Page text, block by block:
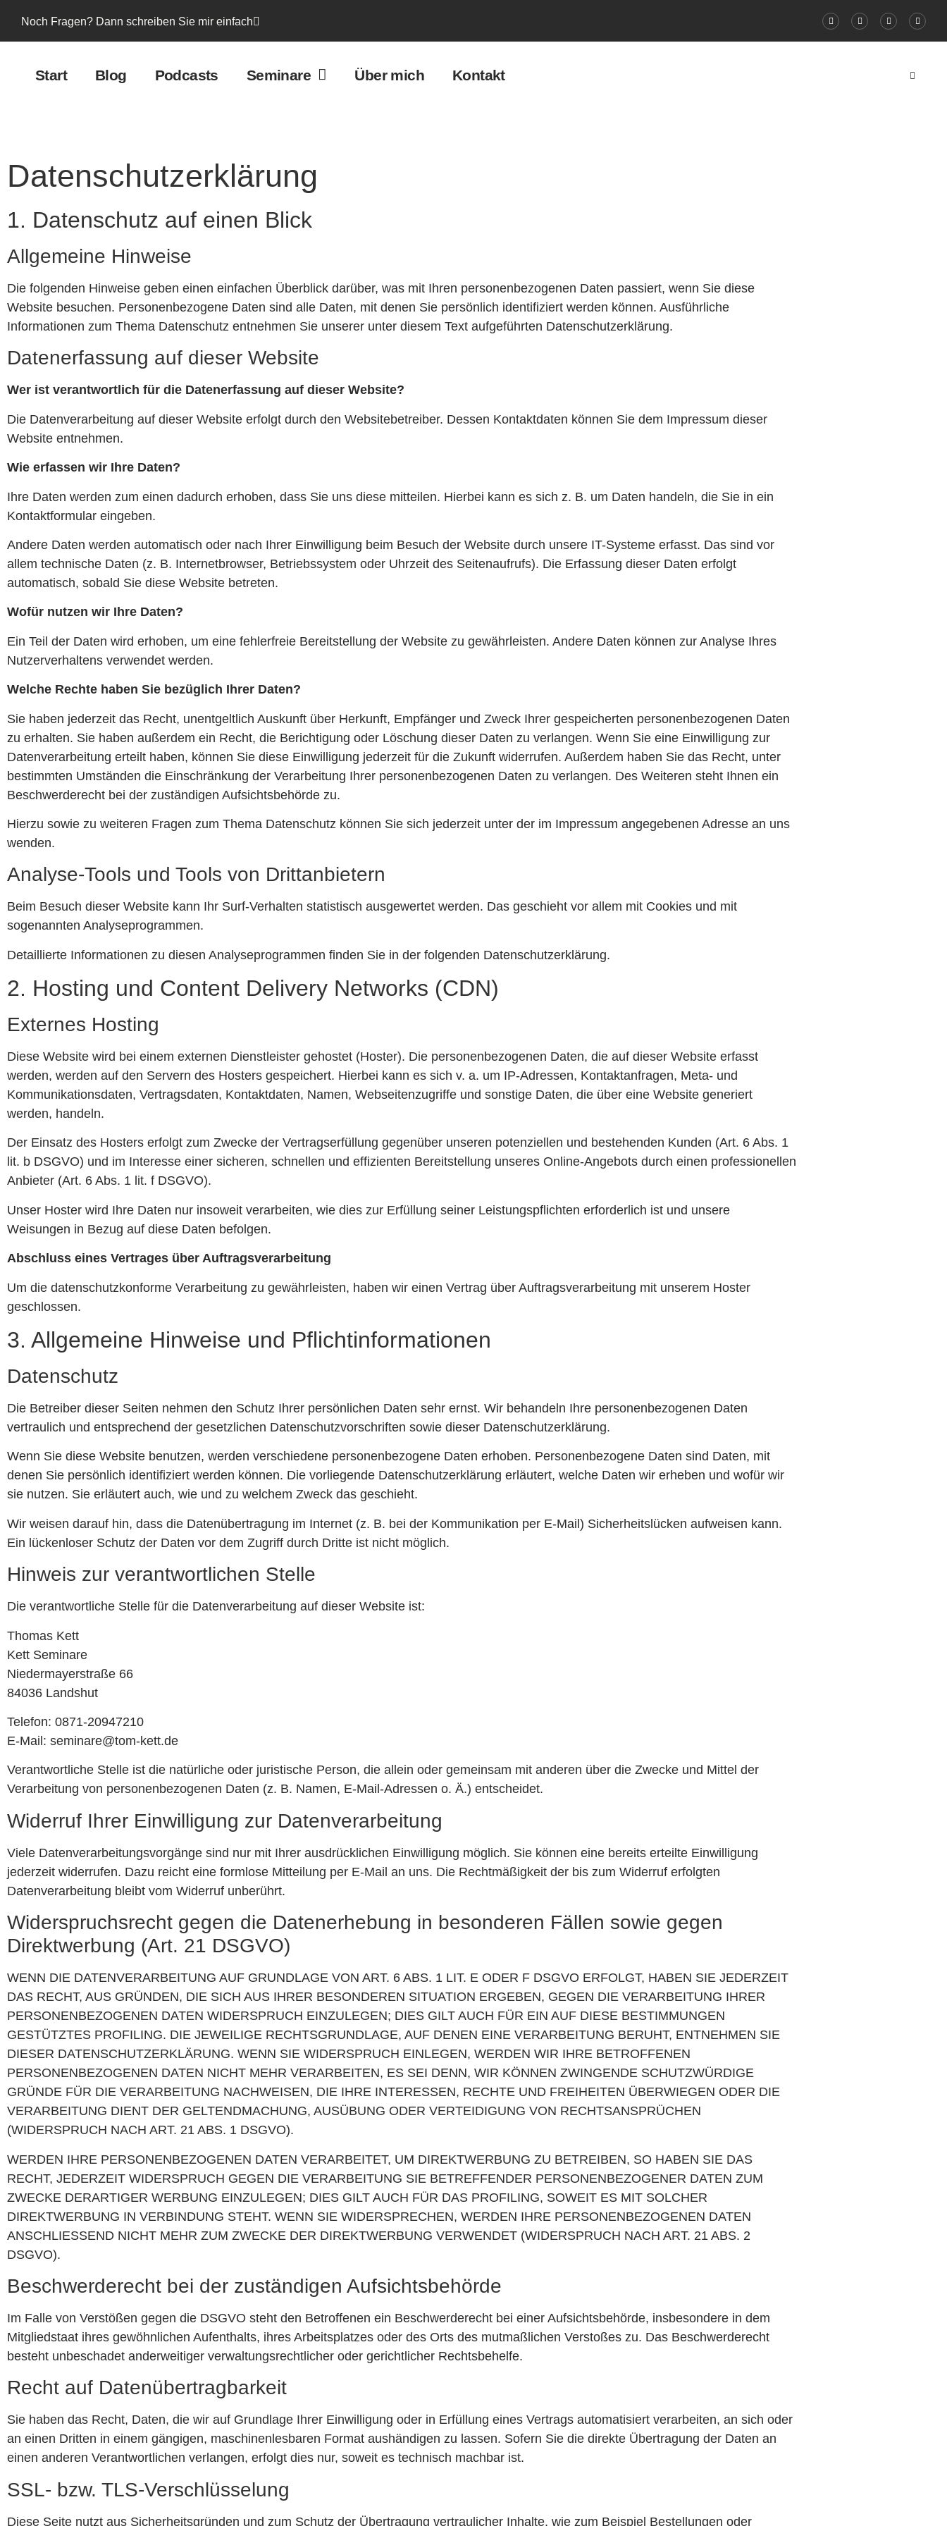
Noch Fragen? Dann schreiben Sie mir einfach
Start Blog Podcasts Seminare Über mich Kontakt
Datenschutzerklärung
1. Datenschutz auf einen Blick
Allgemeine Hinweise
Die folgenden Hinweise geben einen einfachen Überblick darüber, was mit Ihren personenbezogenen Daten passiert, wenn Sie diese
Website besuchen. Personenbezogene Daten sind alle Daten, mit denen Sie persönlich identifiziert werden können. Ausführliche
Informationen zum Thema Datenschutz entnehmen Sie unserer unter diesem Text aufgeführten Datenschutzerklärung.
Datenerfassung auf dieser Website
Wer ist verantwortlich für die Datenerfassung auf dieser Website?
Die Datenverarbeitung auf dieser Website erfolgt durch den Websitebetreiber. Dessen Kontaktdaten können Sie dem Impressum dieser
Website entnehmen.
Wie erfassen wir Ihre Daten?
Ihre Daten werden zum einen dadurch erhoben, dass Sie uns diese mitteilen. Hierbei kann es sich z. B. um Daten handeln, die Sie in ein
Kontaktformular eingeben.
Andere Daten werden automatisch oder nach Ihrer Einwilligung beim Besuch der Website durch unsere IT-Systeme erfasst. Das sind vor
allem technische Daten (z. B. Internetbrowser, Betriebssystem oder Uhrzeit des Seitenaufrufs). Die Erfassung dieser Daten erfolgt
automatisch, sobald Sie diese Website betreten.
Wofür nutzen wir Ihre Daten?
Ein Teil der Daten wird erhoben, um eine fehlerfreie Bereitstellung der Website zu gewährleisten. Andere Daten können zur Analyse Ihres
Nutzerverhaltens verwendet werden.
Welche Rechte haben Sie bezüglich Ihrer Daten?
Sie haben jederzeit das Recht, unentgeltlich Auskunft über Herkunft, Empfänger und Zweck Ihrer gespeicherten personenbezogenen Daten
zu erhalten. Sie haben außerdem ein Recht, die Berichtigung oder Löschung dieser Daten zu verlangen. Wenn Sie eine Einwilligung zur
Datenverarbeitung erteilt haben, können Sie diese Einwilligung jederzeit für die Zukunft widerrufen. Außerdem haben Sie das Recht, unter
bestimmten Umständen die Einschränkung der Verarbeitung Ihrer personenbezogenen Daten zu verlangen. Des Weiteren steht Ihnen ein
Beschwerderecht bei der zuständigen Aufsichtsbehörde zu.
Hierzu sowie zu weiteren Fragen zum Thema Datenschutz können Sie sich jederzeit unter der im Impressum angegebenen Adresse an uns
wenden.
Analyse-Tools und Tools von Drittanbietern
Beim Besuch dieser Website kann Ihr Surf-Verhalten statistisch ausgewertet werden. Das geschieht vor allem mit Cookies und mit
sogenannten Analyseprogrammen.
Detaillierte Informationen zu diesen Analyseprogrammen finden Sie in der folgenden Datenschutzerklärung.
2. Hosting und Content Delivery Networks (CDN)
Externes Hosting
Diese Website wird bei einem externen Dienstleister gehostet (Hoster). Die personenbezogenen Daten, die auf dieser Website erfasst
werden, werden auf den Servern des Hosters gespeichert. Hierbei kann es sich v. a. um IP-Adressen, Kontaktanfragen, Meta- und
Kommunikationsdaten, Vertragsdaten, Kontaktdaten, Namen, Webseitenzugriffe und sonstige Daten, die über eine Website generiert
werden, handeln.
Der Einsatz des Hosters erfolgt zum Zwecke der Vertragserfüllung gegenüber unseren potenziellen und bestehenden Kunden (Art. 6 Abs. 1
lit. b DSGVO) und im Interesse einer sicheren, schnellen und effizienten Bereitstellung unseres Online-Angebots durch einen professionellen
Anbieter (Art. 6 Abs. 1 lit. f DSGVO).
Unser Hoster wird Ihre Daten nur insoweit verarbeiten, wie dies zur Erfüllung seiner Leistungspflichten erforderlich ist und unsere
Weisungen in Bezug auf diese Daten befolgen.
Abschluss eines Vertrages über Auftragsverarbeitung
Um die datenschutzkonforme Verarbeitung zu gewährleisten, haben wir einen Vertrag über Auftragsverarbeitung mit unserem Hoster
geschlossen.
3. Allgemeine Hinweise und Pflichtinformationen
Datenschutz
Die Betreiber dieser Seiten nehmen den Schutz Ihrer persönlichen Daten sehr ernst. Wir behandeln Ihre personenbezogenen Daten
vertraulich und entsprechend der gesetzlichen Datenschutzvorschriften sowie dieser Datenschutzerklärung.
Wenn Sie diese Website benutzen, werden verschiedene personenbezogene Daten erhoben. Personenbezogene Daten sind Daten, mit
denen Sie persönlich identifiziert werden können. Die vorliegende Datenschutzerklärung erläutert, welche Daten wir erheben und wofür wir
sie nutzen. Sie erläutert auch, wie und zu welchem Zweck das geschieht.
Wir weisen darauf hin, dass die Datenübertragung im Internet (z. B. bei der Kommunikation per E-Mail) Sicherheitslücken aufweisen kann.
Ein lückenloser Schutz der Daten vor dem Zugriff durch Dritte ist nicht möglich.
Hinweis zur verantwortlichen Stelle
Die verantwortliche Stelle für die Datenverarbeitung auf dieser Website ist:
Thomas Kett
Kett Seminare
Niedermayerstraße 66
84036 Landshut
Telefon: 0871-20947210
E-Mail: seminare@tom-kett.de
Verantwortliche Stelle ist die natürliche oder juristische Person, die allein oder gemeinsam mit anderen über die Zwecke und Mittel der
Verarbeitung von personenbezogenen Daten (z. B. Namen, E-Mail-Adressen o. Ä.) entscheidet.
Widerruf Ihrer Einwilligung zur Datenverarbeitung
Viele Datenverarbeitungsvorgänge sind nur mit Ihrer ausdrücklichen Einwilligung möglich. Sie können eine bereits erteilte Einwilligung
jederzeit widerrufen. Dazu reicht eine formlose Mitteilung per E-Mail an uns. Die Rechtmäßigkeit der bis zum Widerruf erfolgten
Datenverarbeitung bleibt vom Widerruf unberührt.
Widerspruchsrecht gegen die Datenerhebung in besonderen Fällen sowie gegen
Direktwerbung (Art. 21 DSGVO)
WENN DIE DATENVERARBEITUNG AUF GRUNDLAGE VON ART. 6 ABS. 1 LIT. E ODER F DSGVO ERFOLGT, HABEN SIE JEDERZEIT
DAS RECHT, AUS GRÜNDEN, DIE SICH AUS IHRER BESONDEREN SITUATION ERGEBEN, GEGEN DIE VERARBEITUNG IHRER
PERSONENBEZOGENEN DATEN WIDERSPRUCH EINZULEGEN; DIES GILT AUCH FÜR EIN AUF DIESE BESTIMMUNGEN
GESTÜTZTES PROFILING. DIE JEWEILIGE RECHTSGRUNDLAGE, AUF DENEN EINE VERARBEITUNG BERUHT, ENTNEHMEN SIE
DIESER DATENSCHUTZERKLÄRUNG. WENN SIE WIDERSPRUCH EINLEGEN, WERDEN WIR IHRE BETROFFENEN
PERSONENBEZOGENEN DATEN NICHT MEHR VERARBEITEN, ES SEI DENN, WIR KÖNNEN ZWINGENDE SCHUTZWÜRDIGE
GRÜNDE FÜR DIE VERARBEITUNG NACHWEISEN, DIE IHRE INTERESSEN, RECHTE UND FREIHEITEN ÜBERWIEGEN ODER DIE
VERARBEITUNG DIENT DER GELTENDMACHUNG, AUSÜBUNG ODER VERTEIDIGUNG VON RECHTSANSPRÜCHEN
(WIDERSPRUCH NACH ART. 21 ABS. 1 DSGVO).
WERDEN IHRE PERSONENBEZOGENEN DATEN VERARBEITET, UM DIREKTWERBUNG ZU BETREIBEN, SO HABEN SIE DAS
RECHT, JEDERZEIT WIDERSPRUCH GEGEN DIE VERARBEITUNG SIE BETREFFENDER PERSONENBEZOGENER DATEN ZUM
ZWECKE DERARTIGER WERBUNG EINZULEGEN; DIES GILT AUCH FÜR DAS PROFILING, SOWEIT ES MIT SOLCHER
DIREKTWERBUNG IN VERBINDUNG STEHT. WENN SIE WIDERSPRECHEN, WERDEN IHRE PERSONENBEZOGENEN DATEN
ANSCHLIESSEND NICHT MEHR ZUM ZWECKE DER DIREKTWERBUNG VERWENDET (WIDERSPRUCH NACH ART. 21 ABS. 2
DSGVO).
Beschwerderecht bei der zuständigen Aufsichtsbehörde
Im Falle von Verstößen gegen die DSGVO steht den Betroffenen ein Beschwerderecht bei einer Aufsichtsbehörde, insbesondere in dem
Mitgliedstaat ihres gewöhnlichen Aufenthalts, ihres Arbeitsplatzes oder des Orts des mutmaßlichen Verstoßes zu. Das Beschwerderecht
besteht unbeschadet anderweitiger verwaltungsrechtlicher oder gerichtlicher Rechtsbehelfe.
Recht auf Datenübertragbarkeit
Sie haben das Recht, Daten, die wir auf Grundlage Ihrer Einwilligung oder in Erfüllung eines Vertrags automatisiert verarbeiten, an sich oder
an einen Dritten in einem gängigen, maschinenlesbaren Format aushändigen zu lassen. Sofern Sie die direkte Übertragung der Daten an
einen anderen Verantwortlichen verlangen, erfolgt dies nur, soweit es technisch machbar ist.
SSL- bzw. TLS-Verschlüsselung
Diese Seite nutzt aus Sicherheitsgründen und zum Schutz der Übertragung vertraulicher Inhalte, wie zum Beispiel Bestellungen oder